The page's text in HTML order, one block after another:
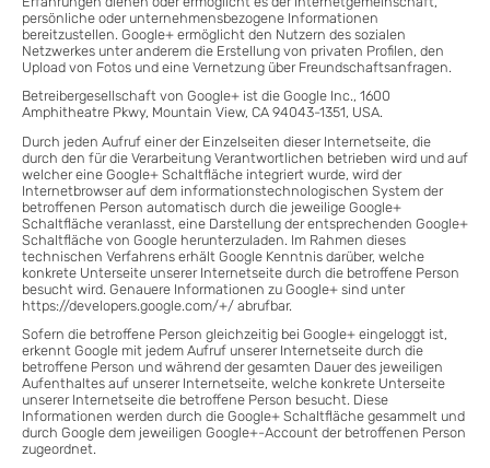
persönliche oder unternehmensbezogene Informationen
bereitzustellen. Google+ ermöglicht den Nutzern des sozialen
Netzwerkes unter anderem die Erstellung von privaten Profilen, den
Upload von Fotos und eine Vernetzung über Freundschaftsanfragen.
Betreibergesellschaft von Google+ ist die Google Inc., 1600
Amphitheatre Pkwy, Mountain View, CA 94043-1351, USA.
Durch jeden Aufruf einer der Einzelseiten dieser Internetseite, die
durch den für die Verarbeitung Verantwortlichen betrieben wird und auf
welcher eine Google+ Schaltfläche integriert wurde, wird der
Internetbrowser auf dem informationstechnologischen System der
betroffenen Person automatisch durch die jeweilige Google+
Schaltfläche veranlasst, eine Darstellung der entsprechenden Google+
Schaltfläche von Google herunterzuladen. Im Rahmen dieses
technischen Verfahrens erhält Google Kenntnis darüber, welche
konkrete Unterseite unserer Internetseite durch die betroffene Person
besucht wird. Genauere Informationen zu Google+ sind unter
https://developers.google.com/+/ abrufbar.
Sofern die betroffene Person gleichzeitig bei Google+ eingeloggt ist,
erkennt Google mit jedem Aufruf unserer Internetseite durch die
betroffene Person und während der gesamten Dauer des jeweiligen
Aufenthaltes auf unserer Internetseite, welche konkrete Unterseite
unserer Internetseite die betroffene Person besucht. Diese
Informationen werden durch die Google+ Schaltfläche gesammelt und
durch Google dem jeweiligen Google+-Account der betroffenen Person
zugeordnet.